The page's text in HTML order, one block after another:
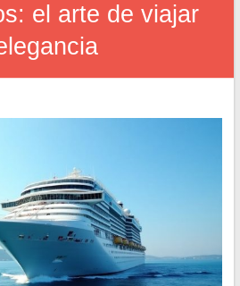
el arte de viajar